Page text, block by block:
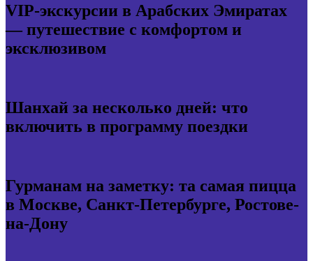
VIP-экскурсии в Арабских Эмиратах
— путешествие с комфортом и
эксклюзивом
Шанхай за несколько дней: что
включить в программу поездки
Гурманам на заметку: та самая пицца
в Москве, Санкт-Петербурге, Ростове-
на-Дону